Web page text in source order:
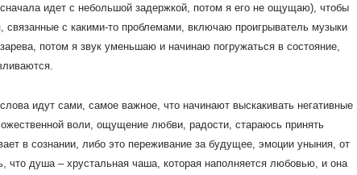
идет с небольшой задержкой, потом я его не ощущаю), чтобы
с какими-то проблемами, включаю проигрыватель музыки
потом я звук уменьшаю и начинаю погружаться в состояние,
идут сами, самое важное, что начинают выскакивать негативные
воли, ощущение любви, радости, стараюсь принять
в сознании, либо это переживание за будущее, эмоции уныния, от
что душа – хрустальная чаша, которая наполняется любовью, и она